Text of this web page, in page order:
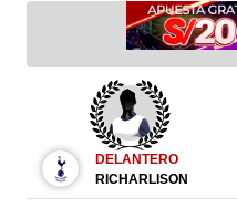
DELANTERO
RICHARLISON